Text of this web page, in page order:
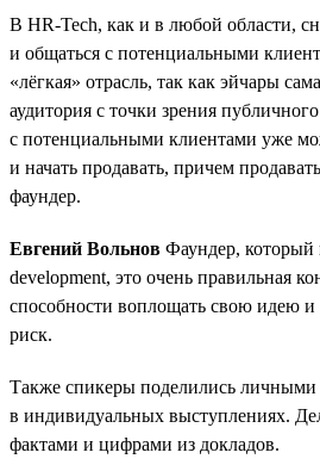
В HR-Tech, как и в любой области,
и общаться с потенциальными
«лёгкая» отрасль, так как эйчары
аудитория с точки зрения
с потенциальными клиентами уже
и начать продавать, причем
фаундер.
Евгений Вольнов Фаундер, который
development, это очень правильная
способности воплощать свою идею и
риск.
Также спикеры поделились
в индивидуальных выступлениях.
фактами и цифрами из докладов.